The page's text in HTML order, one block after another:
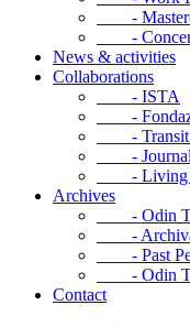
-
-
News & activities
Collaborations
- ISTA
-
- Transit
- Journal
- Living
Archives
- Odin
- Archival
- Past
- Odin
Contact